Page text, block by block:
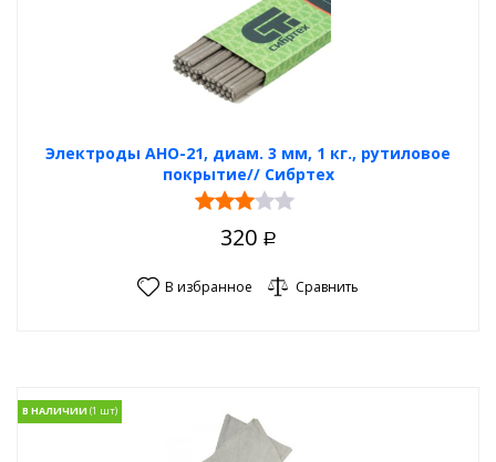
Электроды АНО-21, диам. 3 мм, 1 кг., рутиловое
покрытие// Сибртех
320 Р
В избранное Сравнить
В НАЛИЧИИ